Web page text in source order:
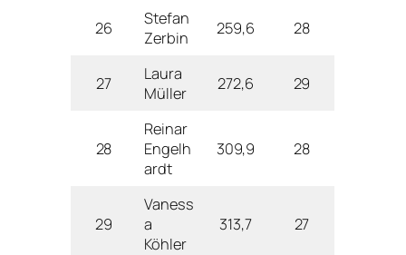
26
Stefan
Zerbin
259,6 28
27
Laura
Müller
272,6 29
28
Reinar
Engelh
ardt
309,9 28
29
Vaness
a
Köhler
313,7 27